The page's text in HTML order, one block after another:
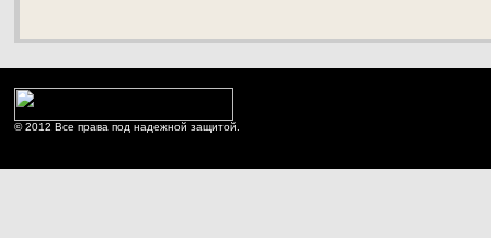
© 2012 Все права под надежной защитой.